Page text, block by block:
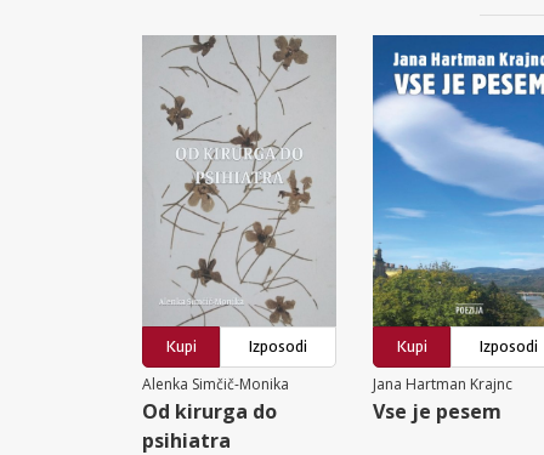
Kupi
Izposodi
Alenka Simčič-Monika
Od kirurga do
psihiatra
Kupi
Izposodi
Jana Hartman Krajnc
Vse je pesem